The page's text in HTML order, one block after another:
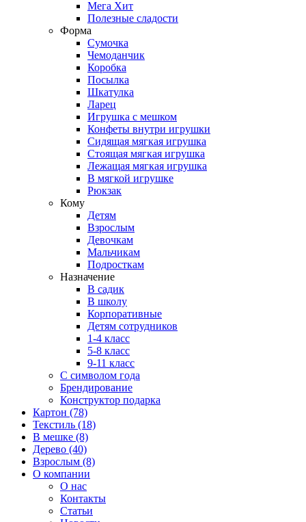
Мега Хит
Полезные сладости
Форма
Сумочка
Чемоданчик
Коробка
Посылка
Шкатулка
Ларец
Игрушка с мешком
Конфеты внутри игрушки
Сидящая мягкая игрушка
Стоящая мягкая игрушка
Лежащая мягкая игрушка
В мягкой игрушке
Рюкзак
Кому
Детям
Взрослым
Девочкам
Мальчикам
Подросткам
Назначение
В садик
В школу
Корпоративные
Детям сотрудников
1-4 класс
5-8 класс
9-11 класс
С символом года
Брендирование
Конструктор подарка
Картон (78)
Текстиль (18)
В мешке (8)
Дерево (40)
Взрослым (8)
О компании
О нас
Контакты
Статьи